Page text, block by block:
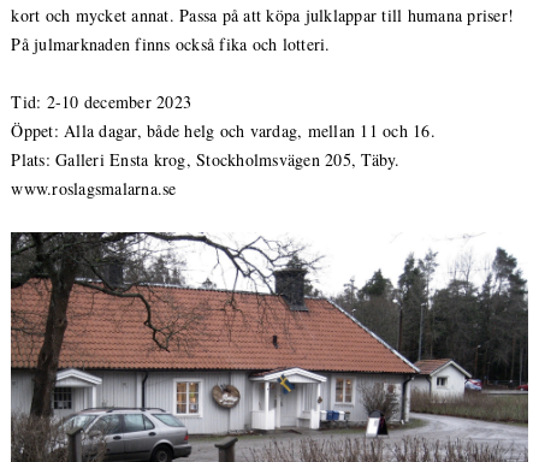
kort och mycket annat. Passa på att köpa julklappar till humana priser!
På julmarknaden finns också fika och lotteri.
Tid: 2-10 december 2023
Öppet: Alla dagar, både helg och vardag, mellan 11 och 16.
Plats: Galleri Ensta krog, Stockholmsvägen 205, Täby.
www.roslagsmalarna.se